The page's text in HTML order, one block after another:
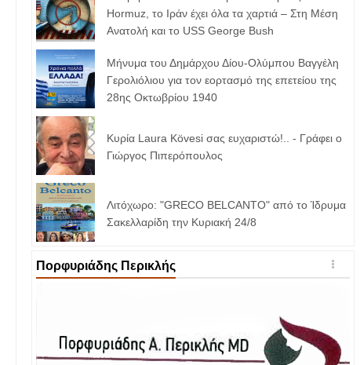
Hormuz, το Ιράν έχει όλα τα χαρτιά – Στη Μέση
Ανατολή και το USS George Bush
Μήνυμα του Δημάρχου Δίου-Ολύμπου Βαγγέλη
Γερολιόλιου για τον εορτασμό της επετείου της
28ης Οκτωβρίου 1940
Κυρία Laura Kövesi σας ευχαριστώ!.. - Γράφει ο
Γιώργος Πιπερόπουλος
Λιτόχωρο: "GRECO BELCANTO" από το Ίδρυμα
Σακελλαρίδη την Κυριακή 24/8
Πορφυριάδης Περικλής